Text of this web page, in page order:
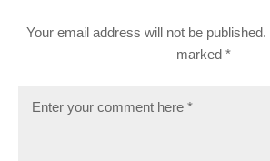
Your email address will not be published.
marked *